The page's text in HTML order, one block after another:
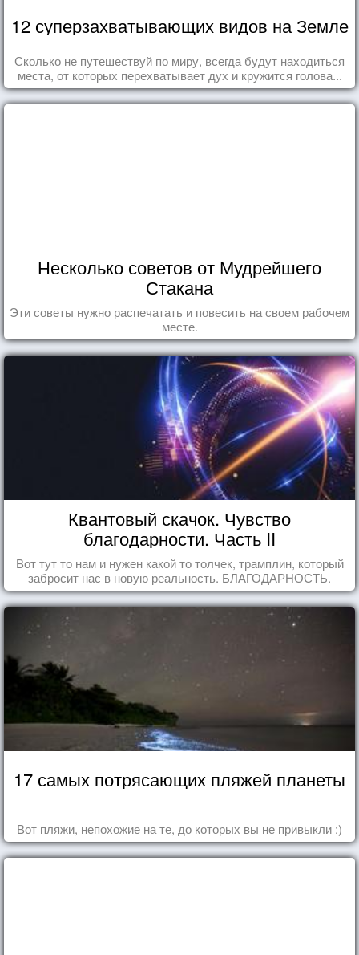
12 суперзахватывающих видов на Земле
Сколько не путешествуй по миру, всегда будут находиться
места, от которых перехватывает дух и кружится голова...
Несколько советов от Мудрейшего
Стакана
Эти советы нужно распечатать и повесить на своем рабочем
месте.
Квантовый скачок. Чувство
благодарности. Часть II
Вот тут то нам и нужен какой то толчек, трамплин, который
забросит нас в новую реальность. БЛАГОДАРНОСТЬ.
17 самых потрясающих пляжей планеты
Вот пляжи, непохожие на те, до которых вы не привыкли :)